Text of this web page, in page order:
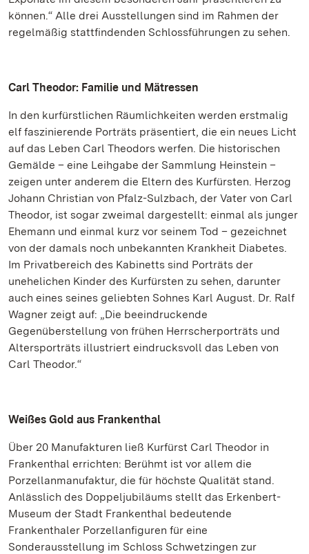
können.“ Alle drei Ausstellungen sind im Rahmen der
regelmäßig stattfindenden Schlossführungen zu sehen.
Carl Theodor: Familie und Mätressen
In den kurfürstlichen Räumlichkeiten werden erstmalig
elf faszinierende Porträts präsentiert, die ein neues Licht
auf das Leben Carl Theodors werfen. Die historischen
Gemälde – eine Leihgabe der Sammlung Heinstein –
zeigen unter anderem die Eltern des Kurfürsten. Herzog
Johann Christian von Pfalz-Sulzbach, der Vater von Carl
Theodor, ist sogar zweimal dargestellt: einmal als junger
Ehemann und einmal kurz vor seinem Tod – gezeichnet
von der damals noch unbekannten Krankheit Diabetes.
Im Privatbereich des Kabinetts sind Porträts der
unehelichen Kinder des Kurfürsten zu sehen, darunter
auch eines seines geliebten Sohnes Karl August. Dr. Ralf
Wagner zeigt auf: „Die beeindruckende
Gegenüberstellung von frühen Herrscherporträts und
Altersporträts illustriert eindrucksvoll das Leben von
Carl Theodor.“
Weißes Gold aus Frankenthal
Über 20 Manufakturen ließ Kurfürst Carl Theodor in
Frankenthal errichten: Berühmt ist vor allem die
Porzellanmanufaktur, die für höchste Qualität stand.
Anlässlich des Doppeljubiläums stellt das Erkenbert-
Museum der Stadt Frankenthal bedeutende
Frankenthaler Porzellanfiguren für eine
Sonderausstellung im Schloss Schwetzingen zur